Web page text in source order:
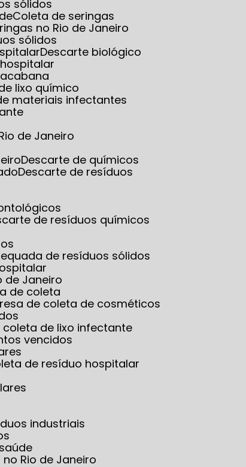
sólidos
Coleta de seringas
no Rio de Janeiro
sólidos
Descarte biológico
hospitalar
lixo químico
materiais infectantes
de Janeiro
Descarte de químicos
Descarte de resíduos
de resíduos químicos
de resíduos sólidos
de Janeiro
de coleta
de coleta de cosméticos
coleta de lixo infectante
vencidos
de resíduo hospitalar
industriais
no Rio de Janeiro